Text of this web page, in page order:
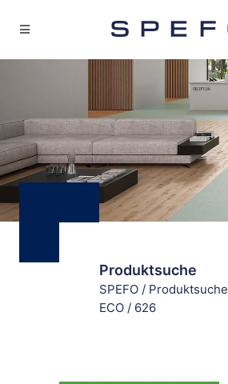
Produktsuche
SPEFO / Produktsuche
ECO / 626